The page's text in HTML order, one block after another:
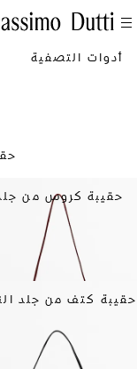
أدوات التصفية
حقيبة كروس من جلد